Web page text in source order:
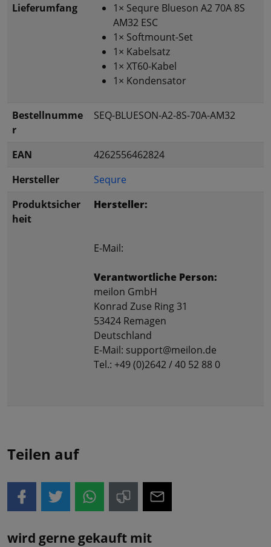
Lieferumfang
1× Sequre Blueson A2 70A 8S
AM32 ESC
1× Softmount-Set
1× Kabelsatz
1× XT60-Kabel
1× Kondensator
Bestellnumme
r
SEQ-BLUESON-A2-8S-70A-AM32
EAN
4262556462824
Hersteller
Sequre
Produktsicher
heit
Hersteller:
E-Mail:
Verantwortliche Person:
meilon GmbH
Konrad Zuse Ring 31
53424 Remagen
Deutschland
E-Mail: support@meilon.de
Tel.: +49 (0)2642 / 40 52 88 0
Teilen auf
wird gerne gekauft mit